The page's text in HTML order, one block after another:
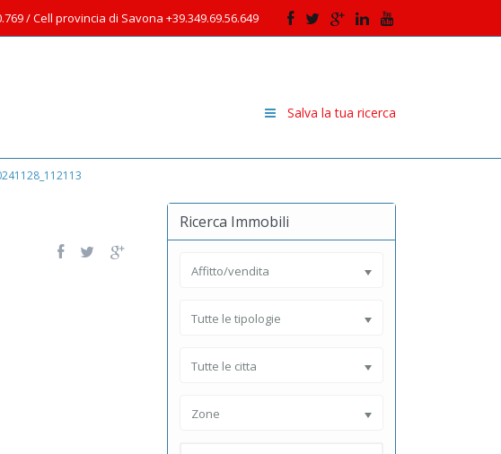
/ Cell provincia di Savona +39.349.69.56.649
Salva la tua ricerca
Ricerca Immobili
Affitto/vendita
Tutte le tipologie
Tutte le citta
Zone